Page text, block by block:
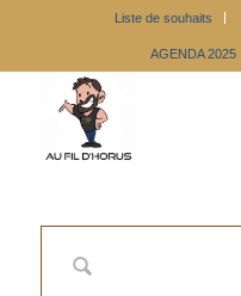
Liste de souhaits
AGENDA 2025